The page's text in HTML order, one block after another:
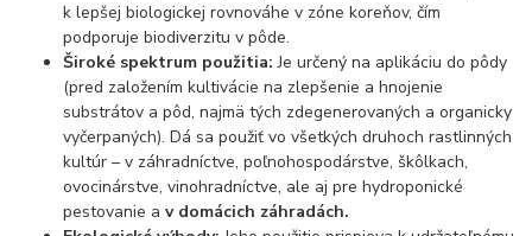
k lepšej biologickej rovnováhe v zóne koreňov, čím
podporuje biodiverzitu v pôde.
Široké spektrum použitia: Je určený na aplikáciu do pôdy
(pred založením kultivácie na zlepšenie a hnojenie
substrátov a pôd, najmä tých zdegenerovaných a organicky
vyčerpaných). Dá sa použiť vo všetkých druhoch rastlinných
kultúr – v záhradníctve, poľnohospodárstve, škôlkach,
ovocinárstve, vinohradníctve, ale aj pre hydroponické
pestovanie av domácich záhradách.